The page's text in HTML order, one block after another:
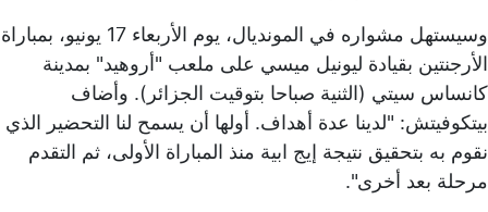
وسيستهل مشواره في المونديال، يوم الأربعاء 17 يونيو، بمباراة
الأرجنتين بقيادة ليونيل ميسي على ملعب "أروهيد" بمدينة
كانساس سيتي (الثنية صباحا بتوقيت الجزائر). وأضاف
بيتكوفيتش: "لدينا عدة أهداف. أولها أن يسمح لنا التحضير الذي
نقوم به بتحقيق نتيجة إيج ابية منذ المباراة الأولى، ثم التقدم
مرحلة بعد أخرى".